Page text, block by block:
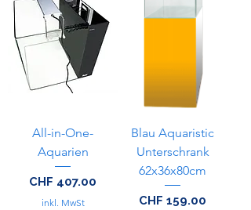
All-in-One-
Aquarien
Preis
CHF 407.00
inkl. MwSt
Blau Aquaristic
Unterschrank
62x36x80cm
Preis
CHF 159.00